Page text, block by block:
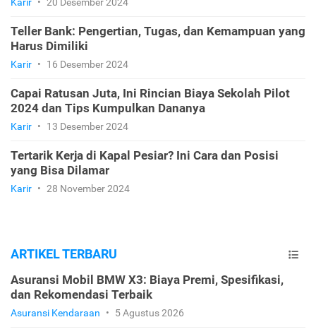
Karir • 20 Desember 2024
Teller Bank: Pengertian, Tugas, dan Kemampuan yang
Harus Dimiliki
Karir • 16 Desember 2024
Capai Ratusan Juta, Ini Rincian Biaya Sekolah Pilot
2024 dan Tips Kumpulkan Dananya
Karir • 13 Desember 2024
Tertarik Kerja di Kapal Pesiar? Ini Cara dan Posisi
yang Bisa Dilamar
Karir • 28 November 2024
ARTIKEL TERBARU
Asuransi Mobil BMW X3: Biaya Premi, Spesifikasi,
dan Rekomendasi Terbaik
Asuransi Kendaraan • 5 Agustus 2026